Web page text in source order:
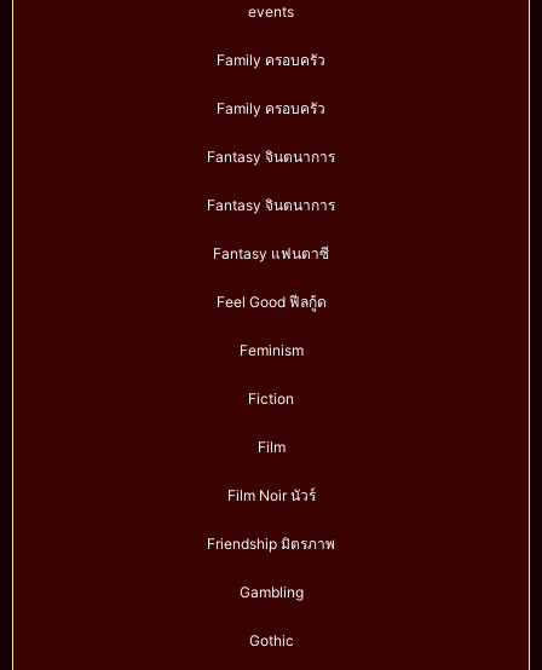
events
Family ครอบครัว
Family ครอบครัว
Fantasy จินตนาการ
Fantasy จินตนาการ
Fantasy แฟนตาซี
Feel Good ฟีลกู้ด
Feminism
Fiction
Film
Film Noir นัวร์
Friendship มิตรภาพ
Gambling
Gothic